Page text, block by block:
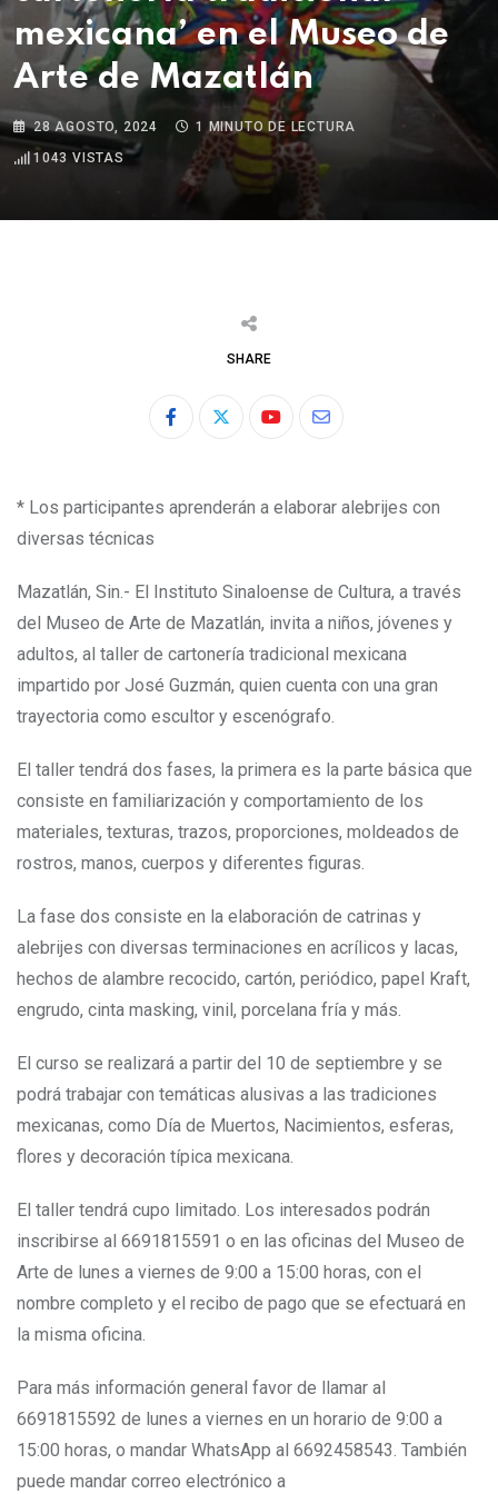
mexicana’ en el Museo de
Arte de Mazatlán
28 AGOSTO, 2024
1 MINUTO DE LECTURA
1043 VISTAS
SHARE
YoutubeShare
* Los participantes aprenderán a elaborar alebrijes con
diversas técnicas
Mazatlán, Sin.- El Instituto Sinaloense de Cultura, a través
del Museo de Arte de Mazatlán, invita a niños, jóvenes y
adultos, al taller de cartonería tradicional mexicana
impartido por José Guzmán, quien cuenta con una gran
trayectoria como escultor y escenógrafo.
El taller tendrá dos fases, la primera es la parte básica que
consiste en familiarización y comportamiento de los
materiales, texturas, trazos, proporciones, moldeados de
rostros, manos, cuerpos y diferentes figuras.
La fase dos consiste en la elaboración de catrinas y
alebrijes con diversas terminaciones en acrílicos y lacas,
hechos de alambre recocido, cartón, periódico, papel Kraft,
engrudo, cinta masking, vinil, porcelana fría y más.
El curso se realizará a partir del 10 de septiembre y se
podrá trabajar con temáticas alusivas a las tradiciones
mexicanas, como Día de Muertos, Nacimientos, esferas,
flores y decoración típica mexicana.
El taller tendrá cupo limitado. Los interesados podrán
inscribirse al 6691815591 o en las oficinas del Museo de
Arte de lunes a viernes de 9:00 a 15:00 horas, con el
nombre completo y el recibo de pago que se efectuará en
la misma oficina.
Para más información general favor de llamar al
6691815592 de lunes a viernes en un horario de 9:00 a
15:00 horas, o mandar WhatsApp al 6692458543. También
puede mandar correo electrónico a